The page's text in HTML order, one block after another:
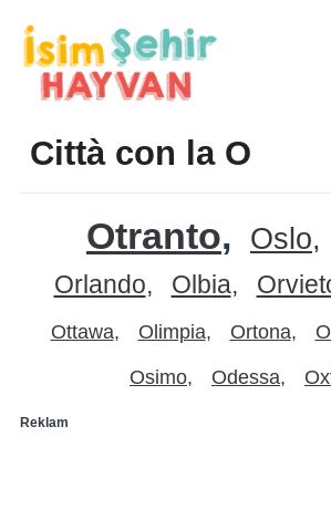
Città con la O
Otranto Oslo
Orlando Olbia
Ottawa Olimpia Ortona
Osimo Odessa
Reklam